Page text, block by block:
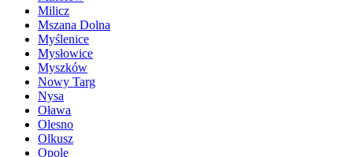
Milicz
Mszana Dolna
Myślenice
Mysłowice
Myszków
Nowy Targ
Nysa
Oława
Olesno
Olkusz
Opole